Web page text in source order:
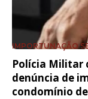
IMPORTUNAÇÃO
Polícia Militar
denúncia de
condomínio